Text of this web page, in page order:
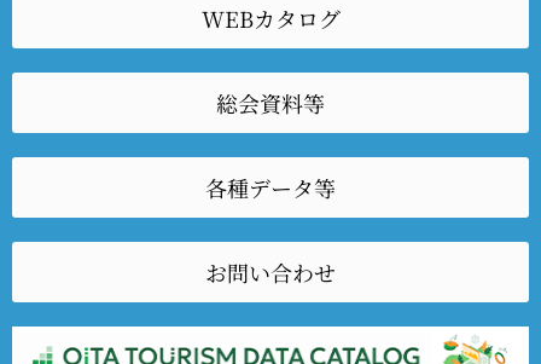
WEBカタログ
総会資料等
各種データ等
お問い合わせ